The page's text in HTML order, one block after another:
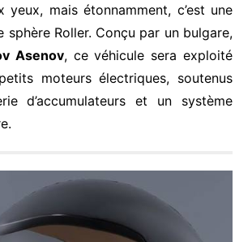
yeux, mais étonnamment, c’est une
sphère Roller. Conçu par un bulgare,
Asenov, ce véhicule sera exploité
moteurs électriques, soutenus
d’accumulateurs et un système